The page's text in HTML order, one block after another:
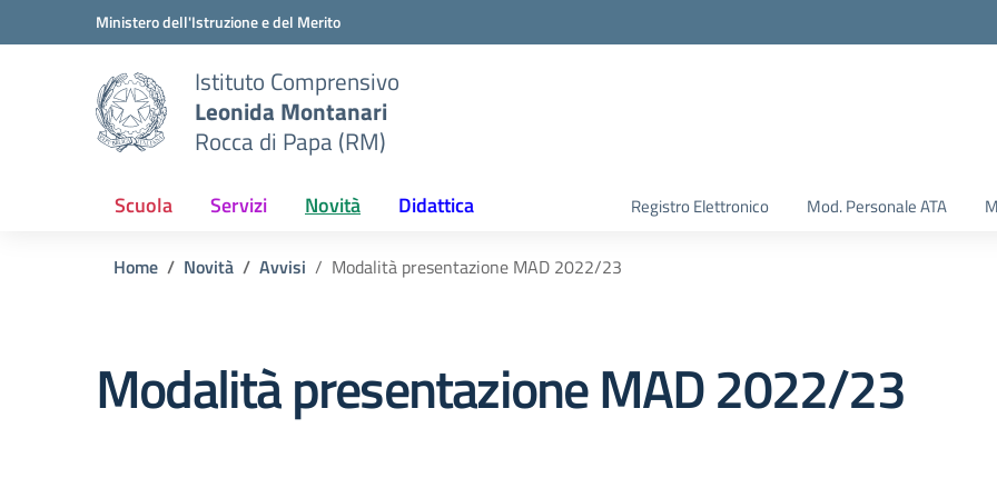
Vai ai contenuti
Vai al menu di navigazioneMinistero dell'Istruzione e del Merito
Istituto Comprensivo
Leonida Montanari
Rocca di Papa (RM)
Scuola Servizi Novità Didattica Registro Elettronico Mod. Personale ATA
Home Novità Avvisi Modalità presentazione MAD 2022/23
Modalità presentazione MAD 2022/23